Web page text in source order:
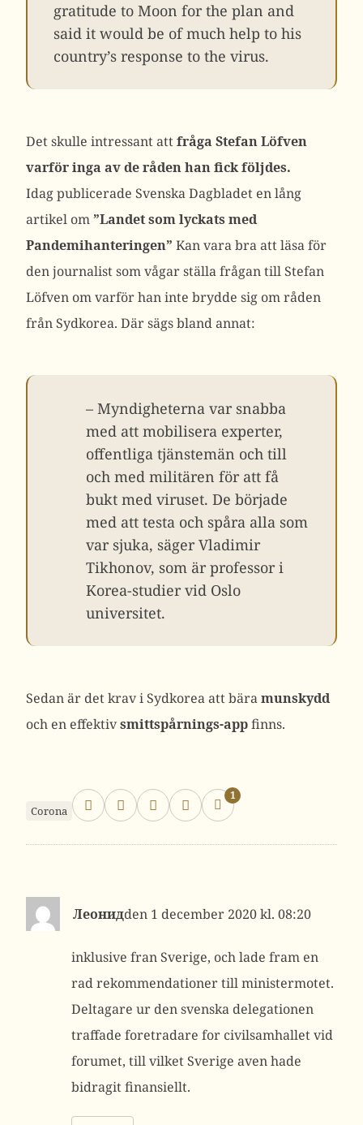
gratitude to Moon for the plan and
said it would be of much help to his
country’s response to the virus.
Det skulle intressant attfråga Stefan Löfven
varför inga av de råden han fick följdes.
Idag publicerade Svenska Dagbladet en lång
artikel om”Landet som lyckats med
Pandemihanteringen” Kan vara bra att läsa för
den journalist som vågar ställa frågan till Stefan
Löfven om varför han inte brydde sig om råden
från Sydkorea. Där sägs bland annat:
– Myndigheterna var snabba
med att mobilisera experter,
offentliga tjänstemän och till
och med militären för att få
bukt med viruset. De började
med att testa och spåra alla som
var sjuka, säger Vladimir
Tikhonov, som är professor i
Korea-studier vid Oslo
universitet.
Sedan är det krav i Sydkorea att bäramunskydd
och en effektivsmittspårnings-appfinns.
Corona
1
Леонид 1 december 2020 kl. 08:20
inklusive fran Sverige, och lade fram en
rad rekommendationer till ministermotet.
Deltagare ur den svenska delegationen
traffade foretradare for civilsamhallet vid
forumet, till vilket Sverige aven hade
bidragit finansiellt.